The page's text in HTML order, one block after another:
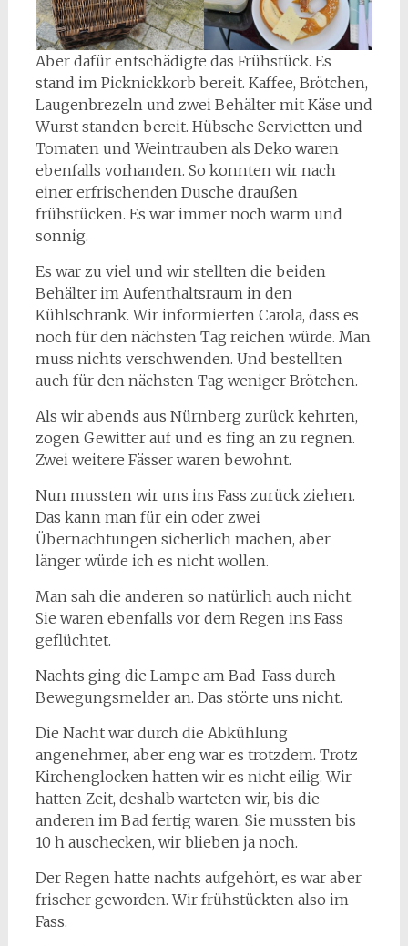
Aber dafür entschädigte das Frühstück. Es
stand im Picknickkorb bereit. Kaffee, Brötchen,
Laugenbrezeln und zwei Behälter mit Käse und
Wurst standen bereit. Hübsche Servietten und
Tomaten und Weintrauben als Deko waren
ebenfalls vorhanden. So konnten wir nach
einer erfrischenden Dusche draußen
frühstücken. Es war immer noch warm und
sonnig.
Es war zu viel und wir stellten die beiden
Behälter im Aufenthaltsraum in den
Kühlschrank. Wir informierten Carola, dass es
noch für den nächsten Tag reichen würde. Man
muss nichts verschwenden. Und bestellten
auch für den nächsten Tag weniger Brötchen.
Als wir abends aus Nürnberg zurück kehrten,
zogen Gewitter auf und es fing an zu regnen.
Zwei weitere Fässer waren bewohnt.
Nun mussten wir uns ins Fass zurück ziehen.
Das kann man für ein oder zwei
Übernachtungen sicherlich machen, aber
länger würde ich es nicht wollen.
Man sah die anderen so natürlich auch nicht.
Sie waren ebenfalls vor dem Regen ins Fass
geflüchtet.
Nachts ging die Lampe am Bad-Fass durch
Bewegungsmelder an. Das störte uns nicht.
Die Nacht war durch die Abkühlung
angenehmer, aber eng war es trotzdem. Trotz
Kirchenglocken hatten wir es nicht eilig. Wir
hatten Zeit, deshalb warteten wir, bis die
anderen im Bad fertig waren. Sie mussten bis
10 h auschecken, wir blieben ja noch.
Der Regen hatte nachts aufgehört, es war aber
frischer geworden. Wir frühstückten also im
Fass.